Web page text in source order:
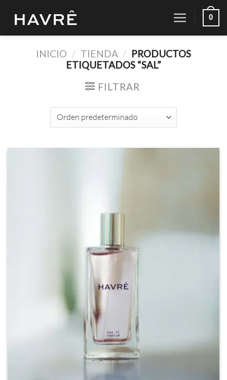
contenido
0
INICIO / TIENDA / PRODUCTOS
ETIQUETADOS “SAL”
FILTRAR